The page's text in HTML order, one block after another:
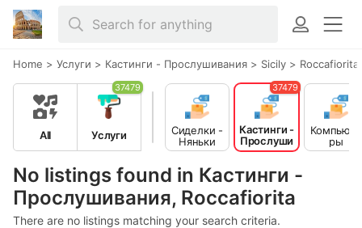
Home > Услуги > Кастинги - Прослушивания > Sicily > Roccafiorita
No listings found in Кастинги -
Прослушивания, Roccafiorita
There are no listings matching your search criteria.
All Услуги
37479
Сиделки -
Няньки
Кастинги -
Прослуши
вания
37479
Компьюте
ры